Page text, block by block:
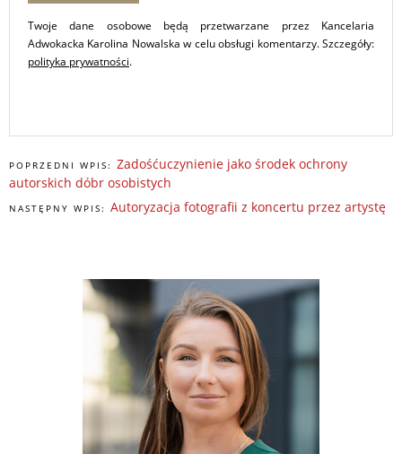
Twoje dane osobowe będą przetwarzane przez Kancelaria
Adwokacka Karolina Nowalska w celu obsługi komentarzy. Szczegóły:
polityka prywatności.
POPRZEDNI WPIS: Zadośćuczynienie jako środek ochrony
autorskich dóbr osobistych
NASTĘPNY WPIS: Autoryzacja fotografii z koncertu przez artystę